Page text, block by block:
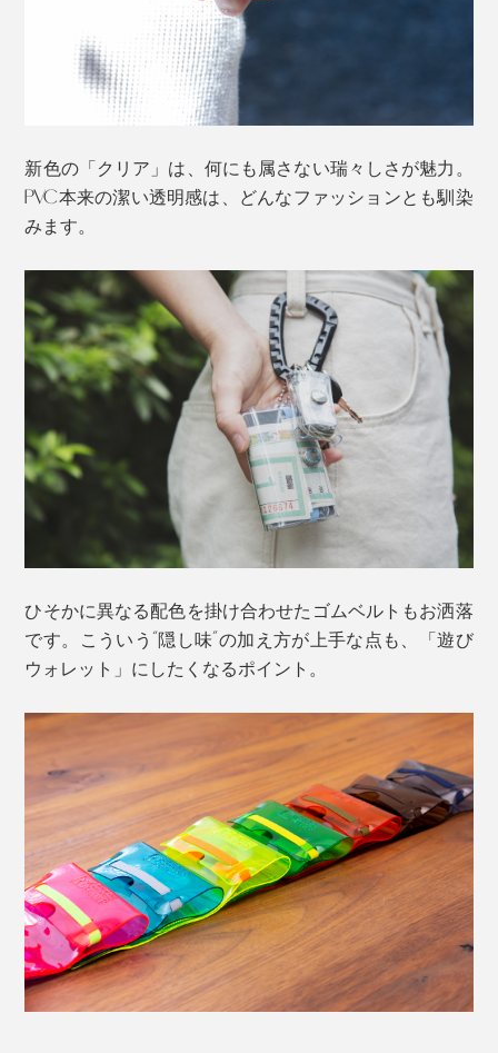
新色の「クリア」は、何にも属さない瑞々しさが魅力。
PVC本来の潔い透明感は、どんなファッションとも馴染
みます。
ひそかに異なる配色を掛け合わせたゴムベルトもお洒落
です。こういう“隠し味”の加え方が上手な点も、「遊び
ウォレット」にしたくなるポイント。